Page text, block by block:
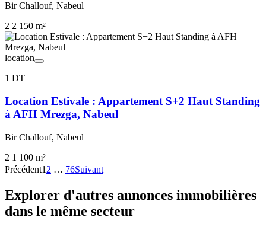
Bir Challouf, Nabeul
2 2 150 m²
location
1 DT
Location Estivale : Appartement S+2 Haut Standing
à AFH Mrezga, Nabeul
Bir Challouf, Nabeul
2 1 100 m²
Précédent1 2 … 76Suivant
Explorer d'autres annonces immobilières
dans le même secteur